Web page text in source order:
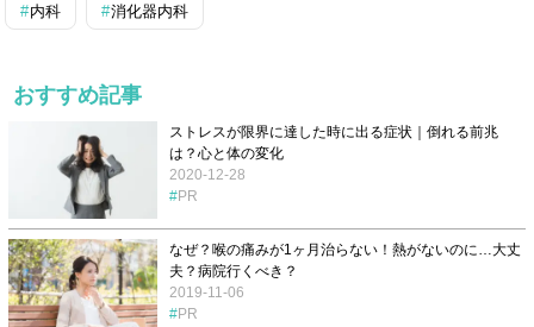
内科 消化器内科
おすすめ記事
ストレスが限界に達した時に出る症状｜倒れる前兆
は？心と体の変化
2020-12-28
PR
なぜ？喉の痛みが1ヶ月治らない！熱がないのに…大丈
夫？病院行くべき？
2019-11-06
PR